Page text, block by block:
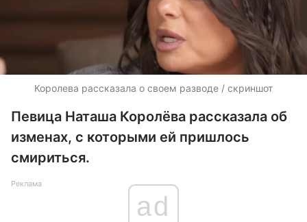
Королева рассказала о своем разводе / скриншот
Певица Наташа Королёва рассказала об
изменах, с которыми ей пришлось
смириться.
Реклама
ad